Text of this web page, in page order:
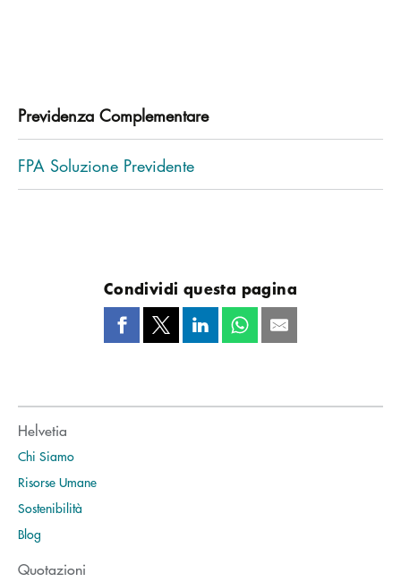
Previdenza Complementare
FPA Soluzione Previdente
Condividi questa pagina
Helvetia
Chi Siamo
Risorse Umane
Sostenibilità
Blog
Quotazioni